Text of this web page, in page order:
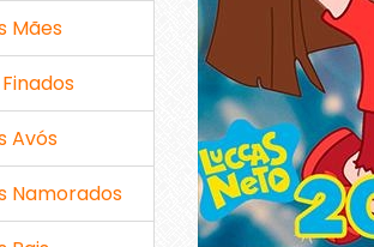
Mães
Avós
Namorados